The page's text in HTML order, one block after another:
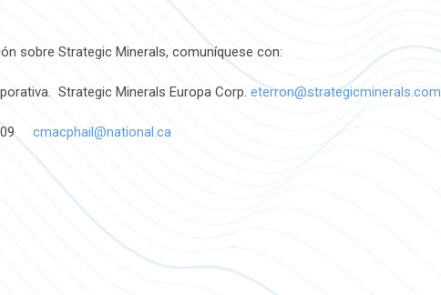
sobre Strategic Minerals, comuníquese con:
Strategic Minerals Europa Corp. eterron@strategicminerals.com
cmacphail@national.ca